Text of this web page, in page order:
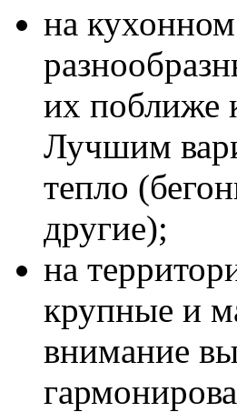
на
их поближе
Лучшим
тепло
другие);
на
крупные и
внимание